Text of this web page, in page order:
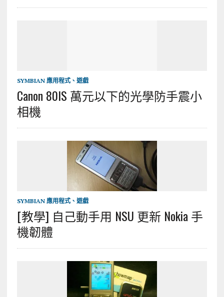
SYMBIAN 應用程式、遊戲
Canon 80IS 萬元以下的光學防手震小
相機
SYMBIAN 應用程式、遊戲
[教學] 自己動手用 NSU 更新 Nokia 手
機韌體